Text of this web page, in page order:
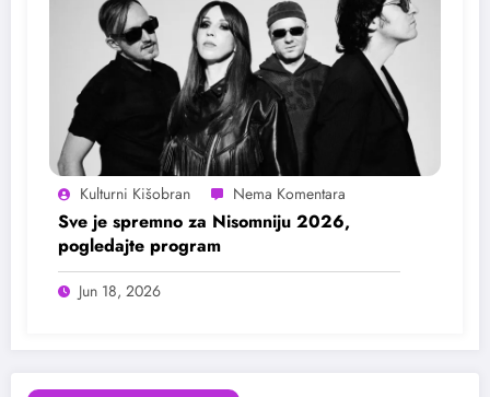
Kulturni Kišobran
Sve je spremno za Nisomniju 2026,
pogledajte program
Jun 18, 2026